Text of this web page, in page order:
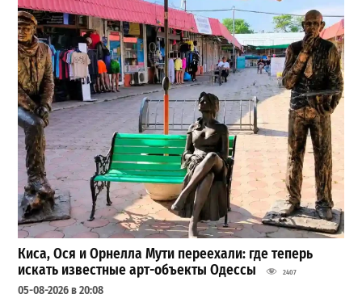
Киса, Ося и Орнелла Мути переехали: где теперь
искать известные арт-объекты Одессы
2407
05-08-2026 в 20:08